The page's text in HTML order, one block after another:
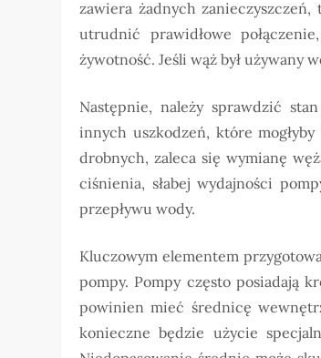
zawiera żadnych
utrudnić prawidłowe
żywotność. Jeśli wąż był używany
Następnie, należy sprawdzić
innych uszkodzeń, które
drobnych, zaleca się wymianę
ciśnienia, słabej wydajności
przepływu wody.
Kluczowym elementem
pompy. Pompy często posiadają
powinien mieć średnicę
konieczne będzie użycie